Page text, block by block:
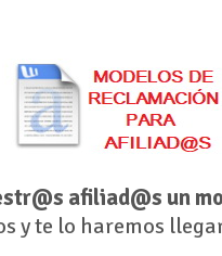
afiliad@s un
y te lo haremos